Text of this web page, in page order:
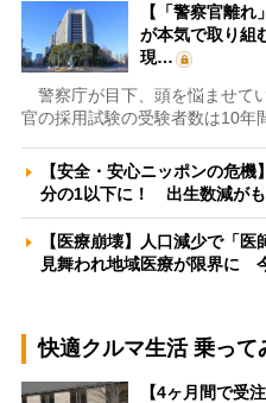
【「警察官離
が本気で取り
現…
警察庁が目下、頭を悩ませて
官の採用試験の受験者数は10年
【安全・安心ニッポンの危
分の1以下に！ 出生数減が
【医療崩壊】人口減少で「
見舞われ地域医療が限界に
快適クルマ生活 乗って
【4ヶ月間で受